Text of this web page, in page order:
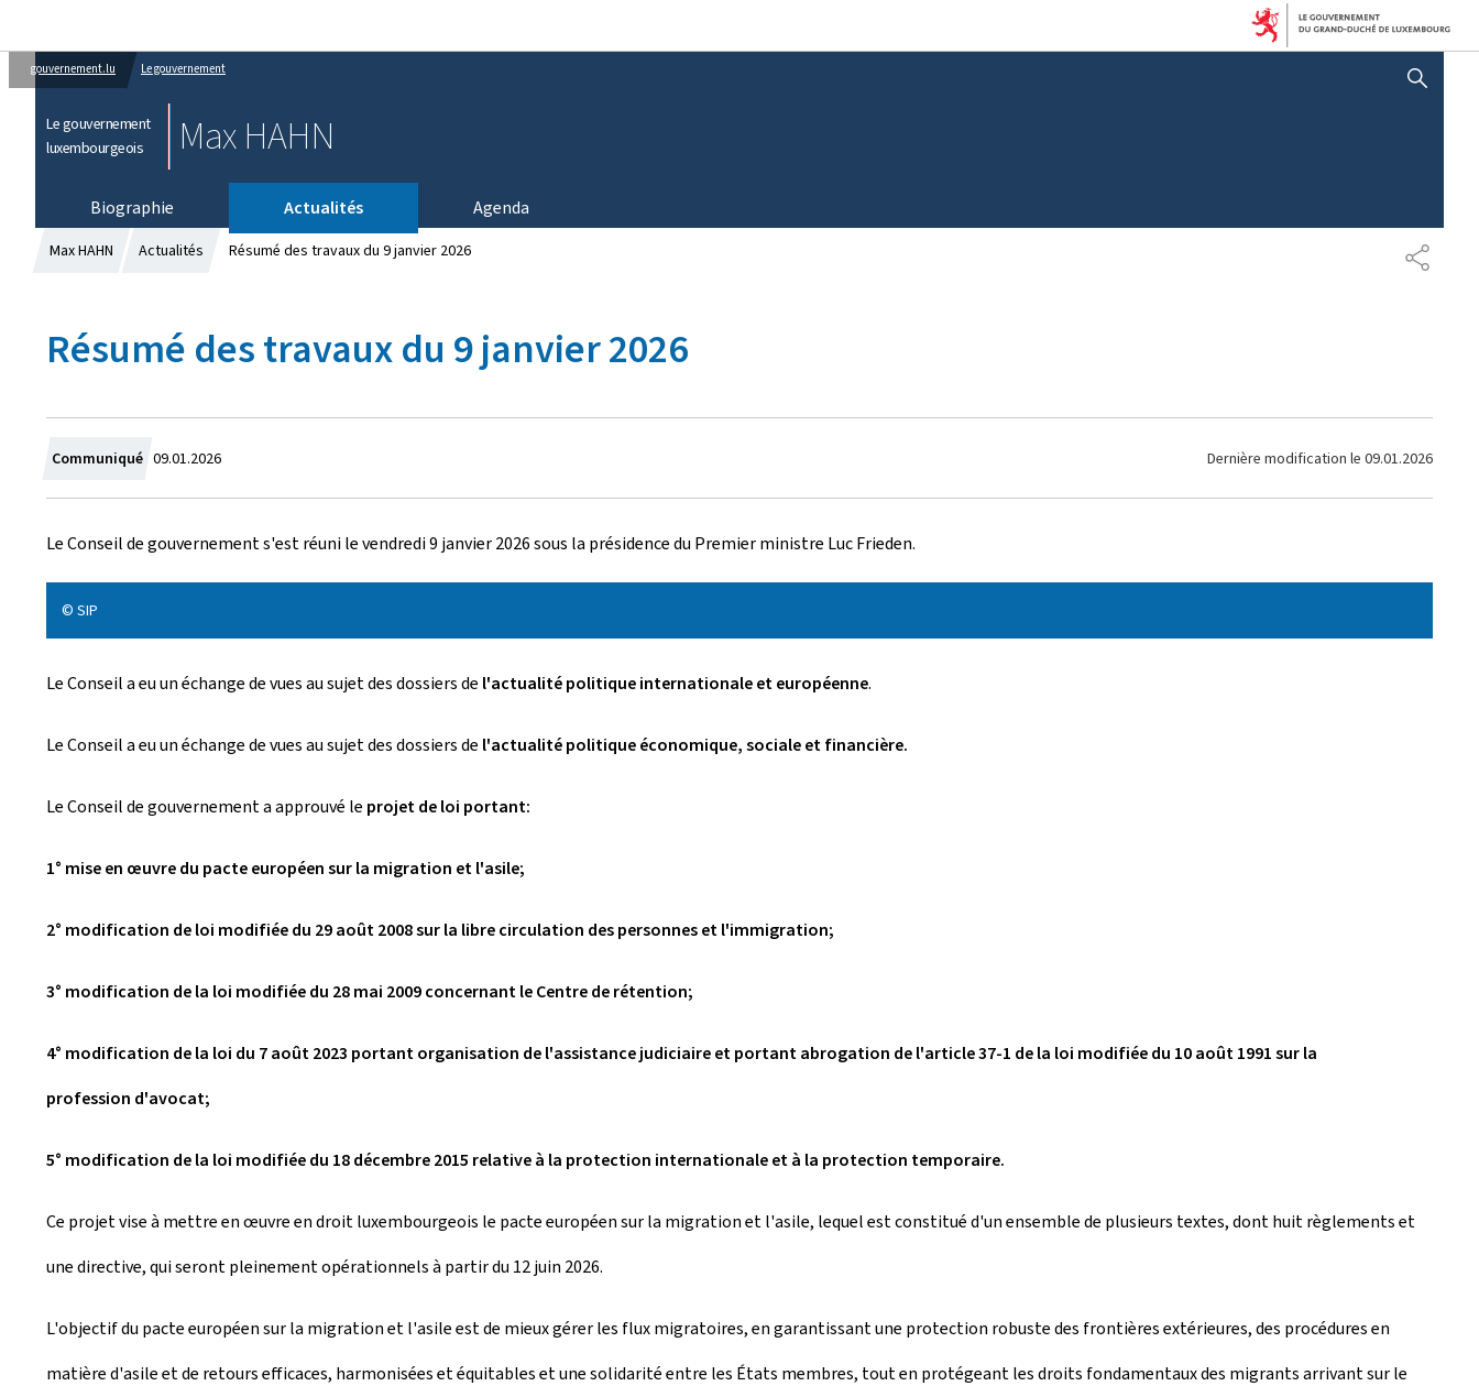
gouvernement.lu Le gouvernement
Le gouvernement
luxembourgeois
Max HAHN
AFFICHER / MASQUER LA RECHERCHE
Biographie Actualités Agenda
P
A
Max HAHN Actualités Résumé des travaux du 9 janvier 2026
Résumé des travaux du 9 janvier 2026
Communiqué C
r
é
l
e
09.01.2026 Dernière modification le 09.01.2026
Le Conseil de gouvernement s'est réuni le vendredi 9 janvier 2026 sous la présidence du Premier ministre Luc Frieden.
© SIP
Le Conseil a eu un échange de vues au sujet des dossiers de l'actualité politique internationale et européenne.
Le Conseil a eu un échange de vues au sujet des dossiers de l'actualité politique économique, sociale et financière.
Le Conseil de gouvernement a approuvé le projet de loi portant:
1° mise en œuvre du pacte européen sur la migration et l'asile;
2° modification de loi modifiée du 29 août 2008 sur la libre circulation des personnes et l'immigration;
3° modification de la loi modifiée du 28 mai 2009 concernant le Centre de rétention;
4° modification de la loi du 7 août 2023 portant organisation de l'assistance judiciaire et portant abrogation de l'article 37-1 de la loi modifiée du 10 août 1991 sur la
profession d'avocat;
5° modification de la loi modifiée du 18 décembre 2015 relative à la protection internationale et à la protection temporaire.
Ce projet vise à mettre en œuvre en droit luxembourgeois le pacte européen sur la migration et l'asile, lequel est constitué d'un ensemble de plusieurs textes, dont huit règlements et
une directive, qui seront pleinement opérationnels à partir du 12 juin 2026.
L'objectif du pacte européen sur la migration et l'asile est de mieux gérer les flux migratoires, en garantissant une protection robuste des frontières extérieures, des procédures en
matière d'asile et de retours efficaces, harmonisées et équitables et une solidarité entre les États membres, tout en protégeant les droits fondamentaux des migrants arrivant sur le